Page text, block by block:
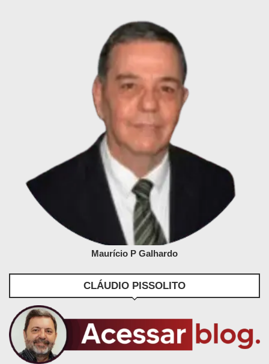
Maurício P Galhardo
CLÁUDIO PISSOLITO